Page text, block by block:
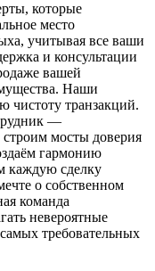
которые
место
учитывая все ваши
и консультации
вашей
Наши
чистоту транзакций.
—
мосты доверия
гармонию
каждую сделку
о собственном
команда
невероятные
требовательных